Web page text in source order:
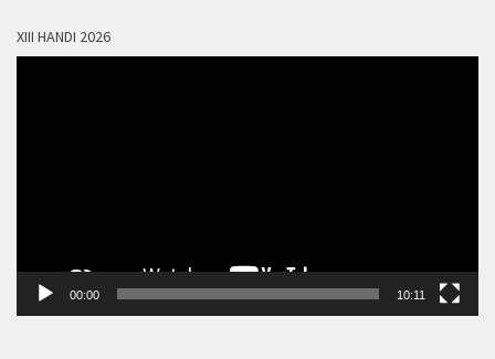
XIII HANDI 2026
00:00 10:11